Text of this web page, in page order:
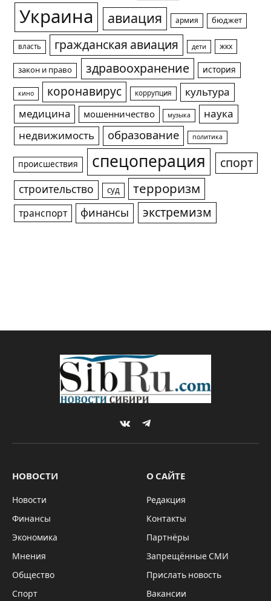
Украина авиация армия бюджет
власть гражданская авиация дети жкх
закон и право здравоохранение история
кино коронавирус коррупция
культура
медицина
мошенничество музыка
наука
недвижимость
образование политика
происшествия спецоперация спорт
строительство суд терроризм
транспорт финансы экстремизм
VKontakteTelegram
НОВОСТИ
Новости
Финансы
Экономика
Мнения
Общество
Спорт
О САЙТЕ
Редакция
Контакты
Партнёры
Запрещённые СМИ
Прислать новость
Вакансии